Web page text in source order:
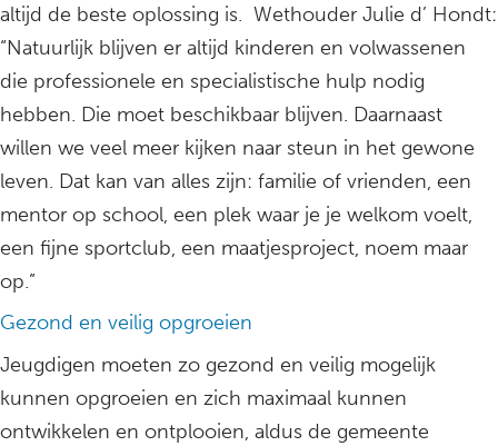
altijd de beste oplossing is. Wethouder Julie d’ Hondt:
“Natuurlijk blijven er altijd kinderen en volwassenen
die professionele en specialistische hulp nodig
hebben. Die moet beschikbaar blijven. Daarnaast
willen we veel meer kijken naar steun in het gewone
leven. Dat kan van alles zijn: familie of vrienden, een
mentor op school, een plek waar je je welkom voelt,
een fijne sportclub, een maatjesproject, noem maar
op.”
Gezond en veilig opgroeien
Jeugdigen moeten zo gezond en veilig mogelijk
kunnen opgroeien en zich maximaal kunnen
ontwikkelen en ontplooien, aldus de gemeente